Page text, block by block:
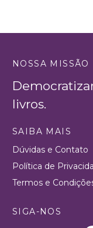
NOSSA MISSÃO
livros.
SAIBA MAIS
Dúvidas e Contato
Política de
Termos e
SIGA-NOS